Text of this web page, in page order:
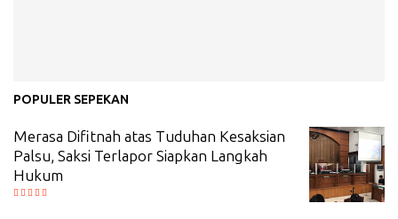
POPULER SEPEKAN
Merasa Difitnah atas Tuduhan Kesaksian
Palsu, Saksi Terlapor Siapkan Langkah
Hukum